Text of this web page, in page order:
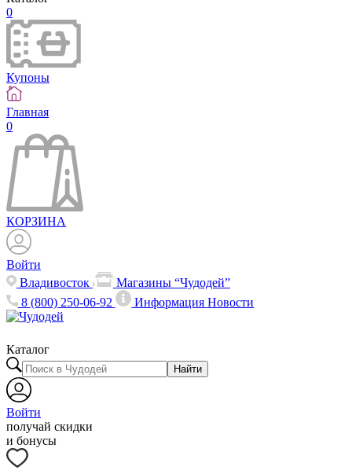
0
Купоны
Главная
0
КОРЗИНА
Войти
Владивосток
Магазины “Чудодей”
8 (800) 250-06-92
ИнформацияНовости
Каталог
Найти
Войти
получай скидки
и бонусы